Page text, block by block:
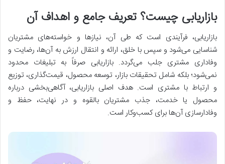
بازاریابی چیست؟ تعریف جامع و اهداف آن
بازاریابی، فرآیندی است که طی آن، نیازها و خواسته‌های مشتریان
شناسایی می‌شود و سپس با خلق، ارائه و انتقال ارزش به آن‌ها، رضایت و
وفاداری مشتری جلب می‌گردد. بازاریابی صرفاً به تبلیغات محدود
نمی‌شود؛ بلکه شامل تحقیقات بازار، توسعه محصول، قیمت‌گذاری، توزیع
و ارتباط با مشتری است. هدف اصلی بازاریابی، آگاهی‌بخشی درباره
محصول یا خدمت، جذب مشتریان بالقوه و در نهایت، حفظ و
وفادارسازی آن‌ها برای کسب‌وکار است.